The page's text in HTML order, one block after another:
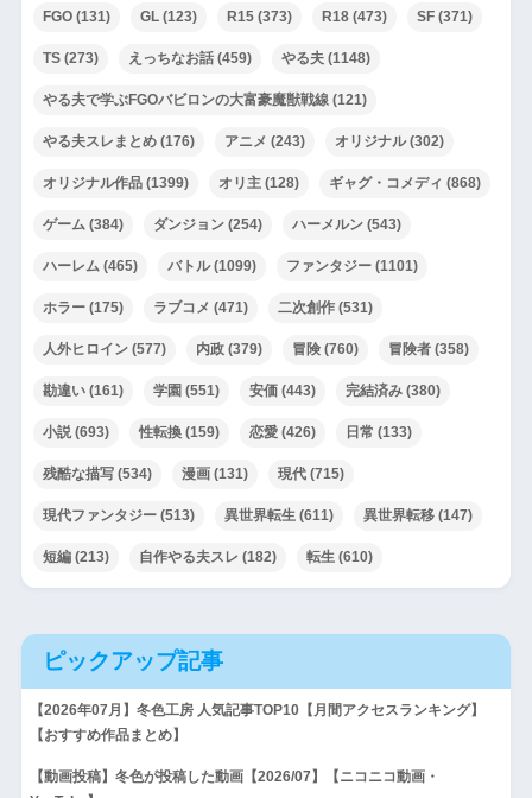
FGO(131) GL(123) R15(373) R18(473) SF(371)
TS(273) えっちなお話(459) やる夫(1148)
やる夫で学ぶFGOバビロンの大富豪魔獣戦線(121)
やる夫スレまとめ(176) アニメ (243) オリジナル(302)
オリジナル作品(1399) オリ主(128) ギャグ・コメディ (868)
ゲーム(384) ダンジョン(254) ハーメルン(543)
ハーレム(465) バトル(1099) ファンタジー(1101)
ホラー(175) ラブコメ (471) 二次創作(531)
人外ヒロイン(577) 内政(379) 冒険(760) 冒険者(358)
勘違い(161) 学園 (551) 安価(443) 完結済み(380)
小説(693) 性転換(159) 恋愛(426) 日常 (133)
残酷な描写(534) 漫画(131) 現代(715)
現代ファンタジー(513) 異世界転生(611) 異世界転移(147)
短編(213) 自作やる夫スレ (182) 転生(610)
ピックアップ記事
【2026年07月】冬色工房 人気記事TOP10【月間アクセスランキング】
【おすすめ作品まとめ】
【動画投稿】冬色が投稿した動画【2026/07】【ニコニコ動画・